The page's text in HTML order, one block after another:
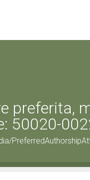
preferita,
50020-